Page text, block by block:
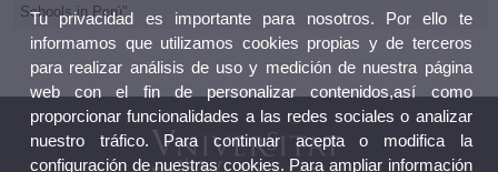
Schools in Perú"
Tu privacidad es importante para nosotros. Por ello te
informamos que utilizamos cookies propias y de terceros
para realizar análisis de uso y medición de nuestra página
web con el fin de personalizar contenidos,así como
proporcionar funcionalidades a las redes sociales o analizar
nuestro tráfico. Para continuar acepta o modifica la
configuración de nuestras cookies. Para ampliar información